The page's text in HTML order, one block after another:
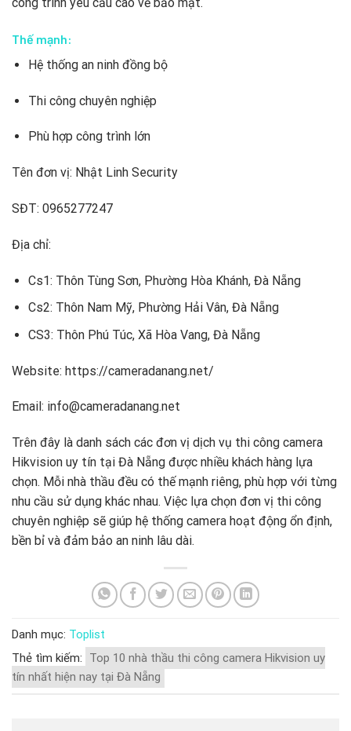
Thế mạnh:
Hệ thống an ninh đồng bộ
Thi công chuyên nghiệp
Phù hợp công trình lớn
Tên đơn vị: Nhật Linh Security
SĐT: 0965277247
Địa chỉ:
Cs1: Thôn Tùng Sơn, Phường Hòa Khánh, Đà Nẵng
Cs2: Thôn Nam Mỹ, Phường Hải Vân, Đà Nẵng
CS3: Thôn Phú Túc, Xã Hòa Vang, Đà Nẵng
Website: https://cameradanang.net/
Email: info@cameradanang.net
Trên đây là danh sách các đơn vị dịch vụ thi công camera
Hikvision uy tín tại Đà Nẵng được nhiều khách hàng lựa
chọn. Mỗi nhà thầu đều có thế mạnh riêng, phù hợp với từng
nhu cầu sử dụng khác nhau. Việc lựa chọn đơn vị thi công
chuyên nghiệp sẽ giúp hệ thống camera hoạt động ổn định,
bền bỉ và đảm bảo an ninh lâu dài.
Danh mục: Toplist
Thẻ tìm kiếm:
Top 10 nhà thầu thi công camera Hikvision uy
tín nhất hiện nay tại Đà Nẵng